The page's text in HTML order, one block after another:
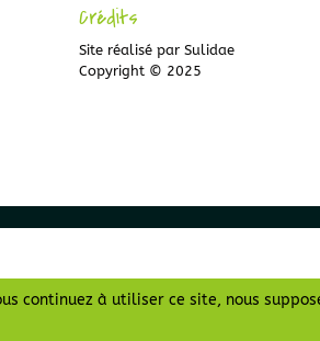
Crédits
Site réalisé par Sulidae
Copyright © 2025
continuez à utiliser ce site, nous